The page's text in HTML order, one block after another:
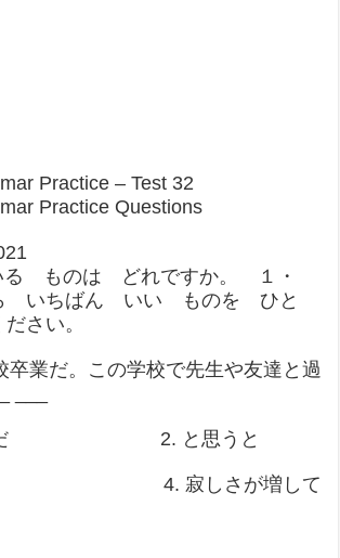
Practice – Test 32
Practice Questions
のは どれですか。 １・
いちばん いい ものを ひと
さい。
卒業だ。この学校で先生や友達と過
___
間だ 2. と思うと
寂しさが増して